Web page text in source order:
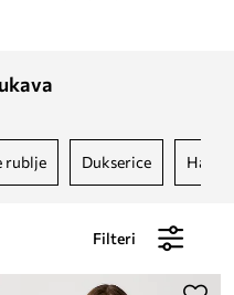
rublje dukserice
Filteri